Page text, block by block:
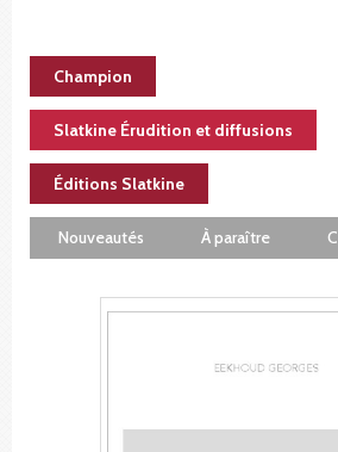
Champion
Slatkine Érudition et diffusions
Éditions Slatkine
Nouveautés À paraître